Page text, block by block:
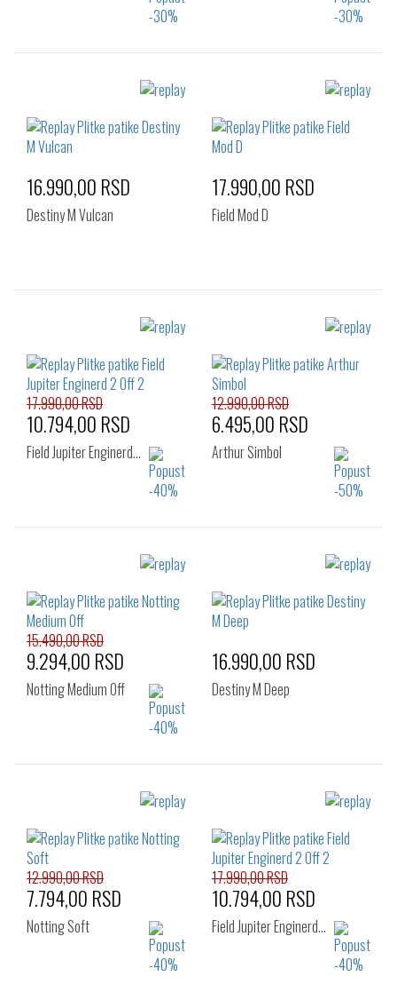
Izaberi željeni broj: Izaberi željeni broj:
Izaberi željeni broj:
40
42
43
44
45
46
16.990,00 RSD
Destiny M Vulcan
Izaberi željeni broj:
40
42
43
44
46
17.990,00 RSD
Field Mod D
Izaberi željeni broj:
17.990,00 RSD
10.794,00 RSD
Field Jupiter Enginerd…
Izaberi željeni broj:
44
12.990,00 RSD
6.495,00 RSD
Arthur Simbol
Izaberi željeni broj:
46
15.490,00 RSD
9.294,00 RSD
Notting Medium Off
Izaberi željeni broj:
40
42
43
44
45
46
16.990,00 RSD
Destiny M Deep
12.990,00 RSD
7.794,00 RSD
Notting Soft
17.990,00 RSD
10.794,00 RSD
Field Jupiter Enginerd…